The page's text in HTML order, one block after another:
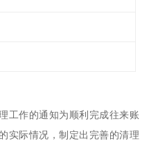
工作的通知为顺利完成往来账
实际情况，制定出完善的清理